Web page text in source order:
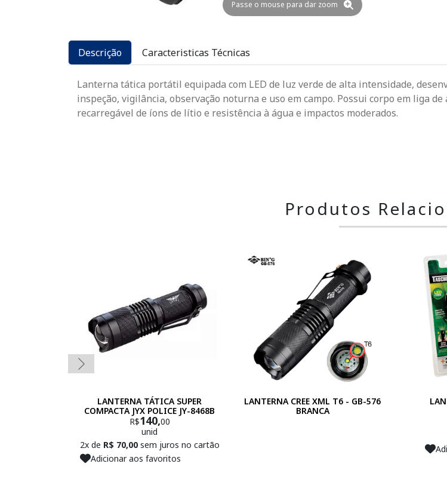
Passe o mouse para dar zoom
Descrição Caracteristicas Técnicas
Lanterna tática portátil equipada com LED de luz verde de alta intensidade,
inspeção, vigilância, observação noturna e uso em campo. Possui corpo em liga
recarregável de íons de lítio e resistência à água e impactos moderados.
Produtos
LANTERNA TÁTICA SUPER
COMPACTA JYX POLICE JY-8468B
R$140,00
unid
2x de R$ 70,00sem juros no cartão
Adicionar aos favoritos
LANTERNA CREE XML T6 - GB-576
BRANCA